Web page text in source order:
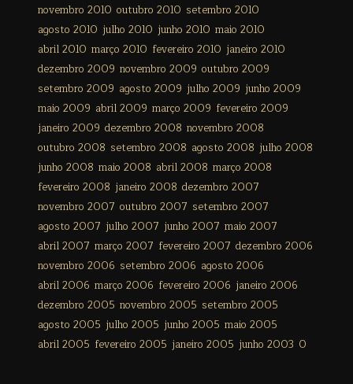
novembro 2010 outubro 2010 setembro 2010
agosto 2010 julho 2010 junho 2010 maio 2010
abril 2010 março 2010 fevereiro 2010 janeiro 2010
dezembro 2009 novembro 2009 outubro 2009
setembro 2009 agosto 2009 julho 2009 junho 2009
maio 2009 abril 2009 março 2009 fevereiro 2009
janeiro 2009 dezembro 2008 novembro 2008
outubro 2008 setembro 2008 agosto 2008 julho 2008
junho 2008 maio 2008 abril 2008 março 2008
fevereiro 2008 janeiro 2008 dezembro 2007
novembro 2007 outubro 2007 setembro 2007
agosto 2007 julho 2007 junho 2007 maio 2007
abril 2007 março 2007 fevereiro 2007 dezembro 2006
novembro 2006 setembro 2006 agosto 2006
abril 2006 março 2006 fevereiro 2006 janeiro 2006
dezembro 2005 novembro 2005 setembro 2005
agosto 2005 julho 2005 junho 2005 maio 2005
abril 2005 fevereiro 2005 janeiro 2005 junho 2003 0